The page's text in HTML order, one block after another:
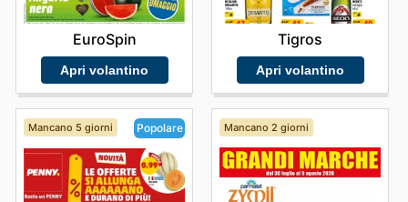
prodotti e godere della vasta gamma che Metro
propone. "Stay up to date with Metro's weekly ads and
enjoy exclusive savings every day."
EuroSpin
Apri volantino
Tigros
Apri volantino
Mancano 5 giorni Popolare Mancano 2 giorni